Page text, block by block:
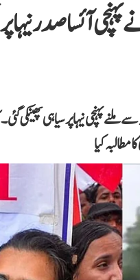
آئسا صدر نیہا پر
پہنچی نیہا پر سیاہی پھینکی
کیا